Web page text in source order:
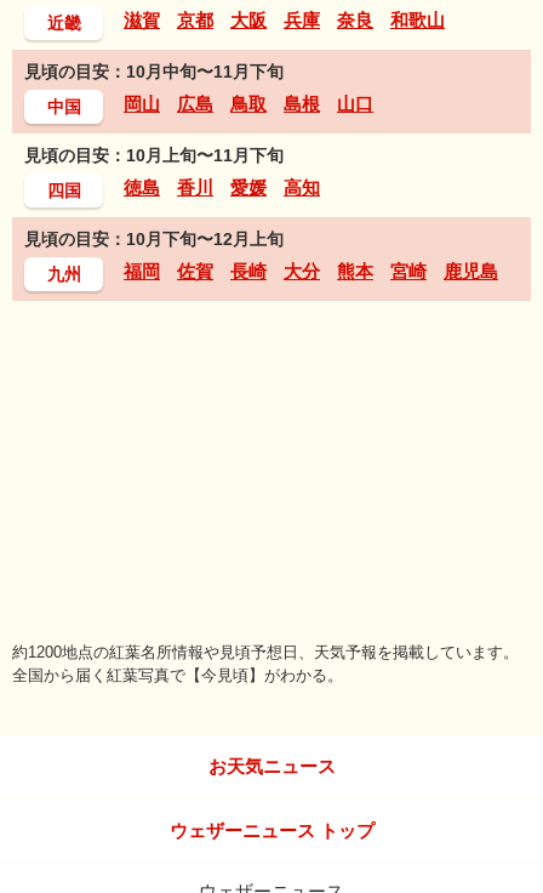
近畿
滋賀 京都 大阪 兵庫 奈良 和歌山
見頃の目安：10月中旬〜11月下旬
中国
岡山 広島 鳥取 島根 山口
見頃の目安：10月上旬〜11月下旬
四国
徳島 香川 愛媛 高知
見頃の目安：10月下旬〜12月上旬
九州
福岡 佐賀 長崎 大分 熊本 宮崎 鹿児島
約1200地点の紅葉名所情報や見頃予想日、天気予報を掲載しています。
全国から届く紅葉写真で【今見頃】がわかる。
お天気ニュース
ウェザーニュース トップ